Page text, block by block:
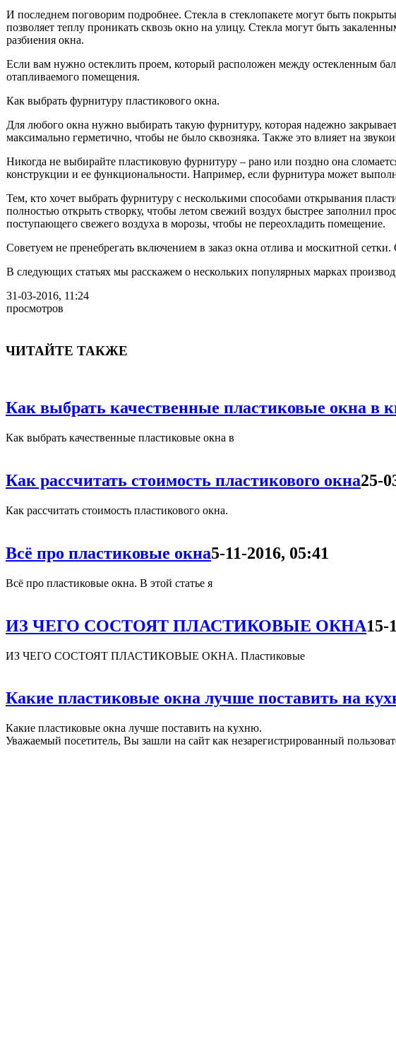
И последнем поговорим подробнее. Стекла в стеклопакете могут быть
позволяет теплу проникать сквозь окно на улицу. Стекла могут быть
разбиения окна.
Если вам нужно остеклить проем, который расположен между остекленным
отапливаемого помещения.
Как выбрать фурнитуру пластикового окна.
Для любого окна нужно выбирать такую фурнитуру, которая надежно
максимально герметично, чтобы не было сквозняка. Также это влияет на
Никогда не выбирайте пластиковую фурнитуру – рано или поздно она
конструкции и ее функциональности. Например, если фурнитура может
Тем, кто хочет выбрать фурнитуру с несколькими способами открывания
полностью открыть створку, чтобы летом свежий воздух быстрее заполнил
поступающего свежего воздуха в морозы, чтобы не переохладить помещение.
Советуем не пренебрегать включением в заказ окна отлива и москитной
В следующих статьях мы расскажем о нескольких популярных марках
31-03-2016, 11:24
просмотров
ЧИТАЙТЕ ТАКЖЕ
Как выбрать качественные пластиковые окна в
Как выбрать качественные пластиковые окна в
Как рассчитать стоимость пластикового окна25-
Как рассчитать стоимость пластикового окна.
Всё про пластиковые окна5-11-2016, 05:41
Всё про пластиковые окна. В этой статье я
ИЗ ЧЕГО СОСТОЯТ ПЛАСТИКОВЫЕ ОКНА15-
ИЗ ЧЕГО СОСТОЯТ ПЛАСТИКОВЫЕ ОКНА. Пластиковые
Какие пластиковые окна лучше поставить на
Какие пластиковые окна лучше поставить на кухню.
Уважаемый посетитель, Вы зашли на сайт как незарегистрированный